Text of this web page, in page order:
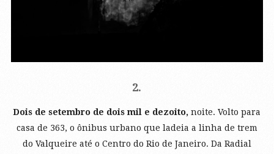
2.
Dois de setembro de dois mil e dezoito, noite. Volto para
casa de 363, o ônibus urbano que ladeia a linha de trem
do Valqueire até o Centro do Rio de Janeiro. Da Radial